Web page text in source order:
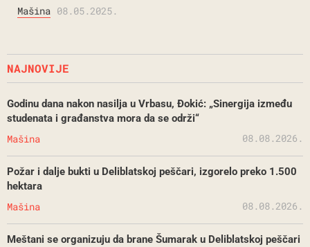
Mašina 08.05.2025.
NAJNOVIJE
Godinu dana nakon nasilja u Vrbasu, Đokić: „Sinergija između
studenata i građanstva mora da se održi“
Mašina 08.08.2026.
Požar i dalje bukti u Deliblatskoj peščari, izgorelo preko 1.500
hektara
Mašina 08.08.2026.
Meštani se organizuju da brane Šumarak u Deliblatskoj peščari